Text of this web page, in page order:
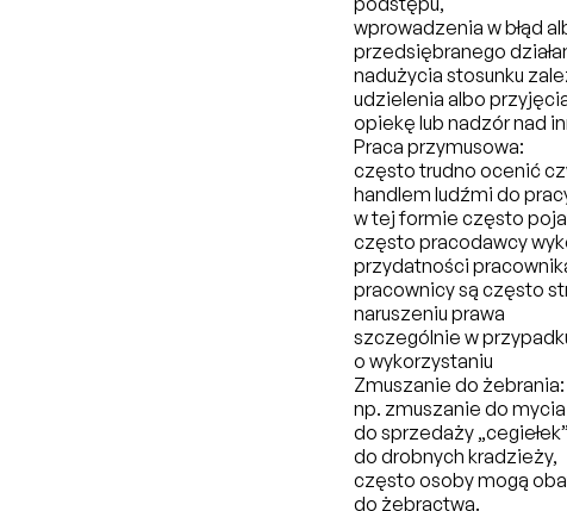
wprowadzenia w błąd
przedsiębranego
nadużycia stosunku
udzielenia albo
opiekę lub nadzór nad
Praca przymusowa:
często trudno ocenić
handlem ludźmi do
w tej formie często
często pracodawcy
przydatności
pracownicy są często
naruszeniu prawa
szczególnie w
o wykorzystaniu
Zmuszanie do żebrania:
np. zmuszanie do
do sprzedaży
do drobnych kradzieży,
często osoby mogą
do żebractwa.